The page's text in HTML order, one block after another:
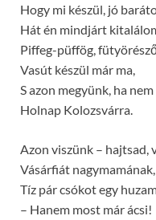
Hogy mi készül, jó
Hát én mindjárt
Piffeg-püffög,
Vasút készül már ma,
S azon megyünk, ha nem
Holnap Kolozsvárra.
Azon viszünk – hajtsad,
Vásárfiát nagymamának,
Tíz pár csókot egy
– Hanem most már ácsi!